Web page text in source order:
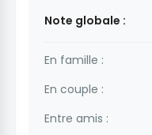
Note globale :
En famille :
En couple :
Entre amis :